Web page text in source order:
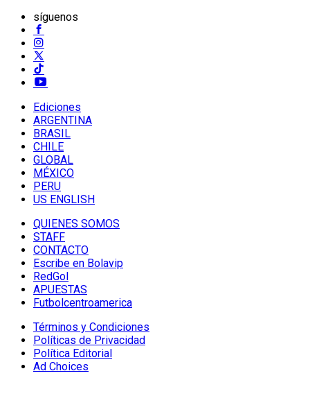
síguenos
Ediciones
ARGENTINA
BRASIL
CHILE
GLOBAL
MÉXICO
PERU
US ENGLISH
QUIENES SOMOS
STAFF
CONTACTO
Escribe en Bolavip
RedGol
APUESTAS
Futbolcentroamerica
Términos y Condiciones
Políticas de Privacidad
Política Editorial
Ad Choices